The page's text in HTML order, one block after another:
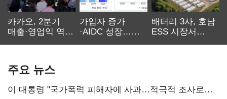
카카오, 2분기
매출·영업익 역대
가입자 증가
·AIDC 성장…
배터리 3사, 호남
ESS 시장서
주요 뉴스
이 대통령 "국가폭력 피해자에 사과…적극적 조사로